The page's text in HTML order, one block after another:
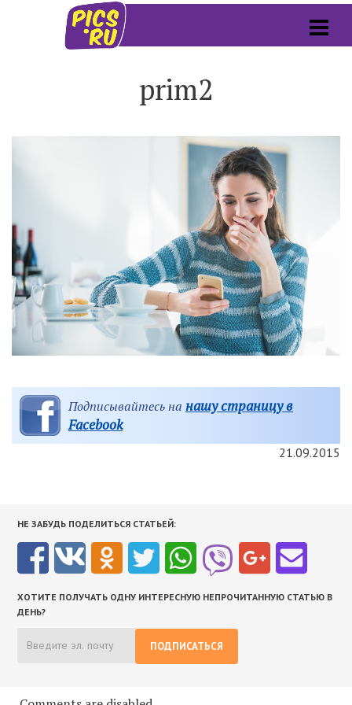
prim2
Подписывайтесь на нашу страницу в
Facebook
21.09.2015
НЕ ЗАБУДЬ ПОДЕЛИТЬСЯ СТАТЬЕЙ:
ХОТИТЕ ПОЛУЧАТЬ ОДНУ ИНТЕРЕСНУЮ НЕПРОЧИТАННУЮ СТАТЬЮ В
ДЕНЬ?
ПОДПИСАТЬСЯ